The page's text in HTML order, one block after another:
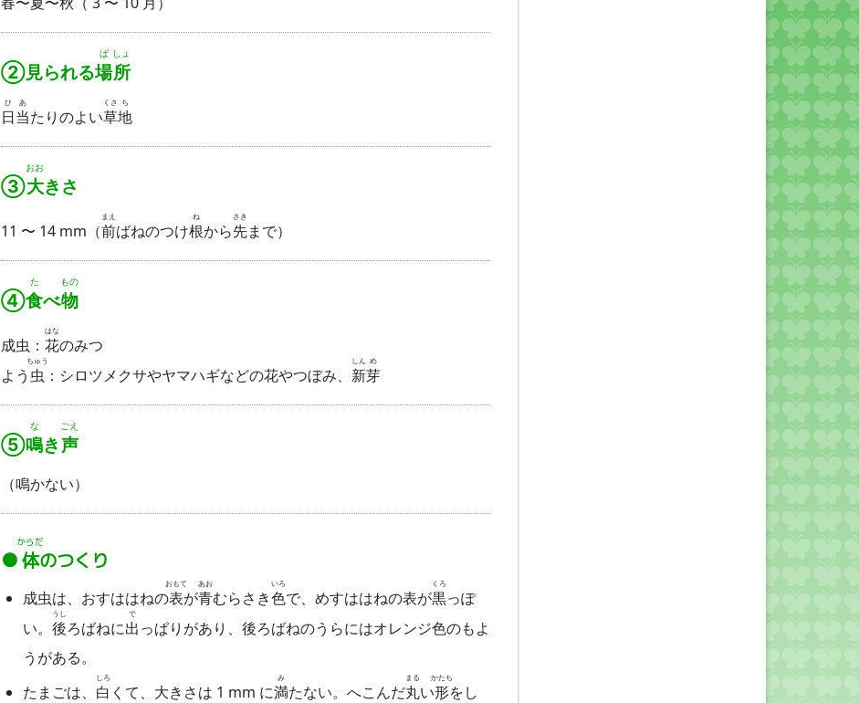
②見られる場
ば
所
しょ
日
ひ
当
あ
たりのよい草
くさ
地
ち
③大
おお
きさ
11 〜 14 mm（前
まえ
ばねのつけ根
ね
から先
さき
まで）
④食
た
べ物
もの
成虫： 花
はな
のみつ
よう 虫
ちゅう
：シロツメクサやヤマハギなどの花やつぼみ、 新
しん
芽
め
⑤鳴
な
き声
ごえ
（鳴かない）
体
からだ
のつくり
成虫は、おすははねの表
おもて
が青
あお
むらさき色
いろ
で、めすははねの表が黒
くろ
っぽ
い。 後
うし
ろばねに出
で
っぱりがあり、後ろばねのうらにはオレンジ色のもよ
うがある。
たまごは、 白
しろ
くて、大きさは 1 mm に満
み
たない。へこんだ丸
まる
い形
かたち
をし